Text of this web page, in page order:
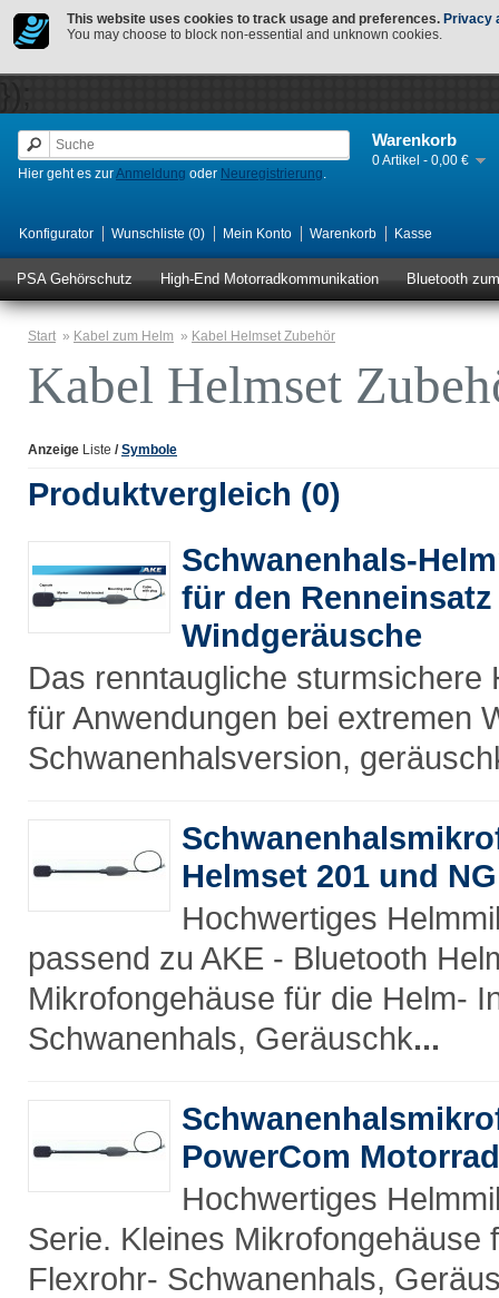
This website uses cookies to track usage and preferences. Privacy
You may choose to block non-essential and unknown cookies.
Warenkorb
0 Artikel - 0,00 €
Hier geht es zurAnmeldung oder Neuregistrierung.
Konfigurator Wunschliste (0) Mein Konto Warenkorb Kasse
PSA Gehörschutz High-End Motorradkommunikation Bluetooth
Start » Kabel zum Helm » Kabel Helmset Zubehör
Kabel Helmset
Anzeige Liste / Symbole
Produktvergleich (0)
Schwanenhals-
für den
Windgeräusche
Das renntaugliche
für Anwendungen bei extremen
Schwanenhalsversion,
Helmset 201 und NG
Hochwertiges
passend zu AKE - Bluetooth
Mikrofongehäuse für die Helm-
Schwanenhals, Geräuschk...
PowerCom
Hochwertiges
Serie. Kleines
Flexrohr- Schwanenhals,